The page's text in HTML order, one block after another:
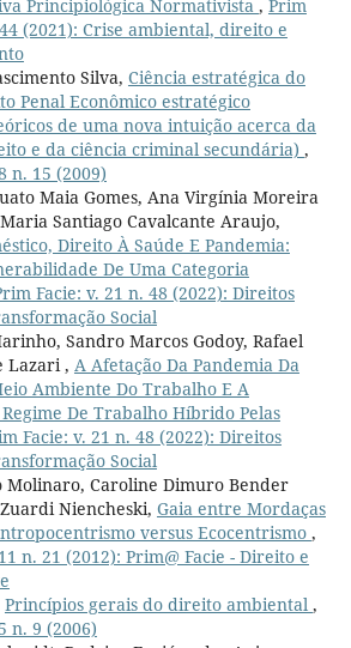
Principiológica Normativista , Prim
(2021): Crise ambiental, direito e
Silva, Ciência estratégica do
Penal Econômico estratégico
de uma nova intuição acerca da
e da ciência criminal secundária) ,
n. 15 (2009)
Maia Gomes, Ana Virgínia Moreira
Santiago Cavalcante Araujo,
Direito À Saúde E Pandemia:
De Uma Categoria
Facie: v. 21 n. 48 (2022): Direitos
Social
Sandro Marcos Godoy, Rafael
Lazari , A Afetação Da Pandemia Da
Ambiente Do Trabalho E A
De Trabalho Híbrido Pelas
Facie: v. 21 n. 48 (2022): Direitos
Social
Molinaro, Caroline Dimuro Bender
Niencheski, Gaia entre Mordaças
versus Ecocentrismo ,
n. 21 (2012): Prim@ Facie - Direito e
Princípios gerais do direito ambiental ,
n. 9 (2006)